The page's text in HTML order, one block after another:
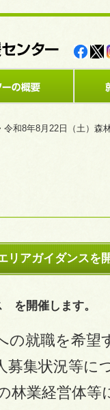
令和8年8月22日（土）森
リアガイダンスを
を開催します。
の就職を希望
募集状況等に
林業経営体等